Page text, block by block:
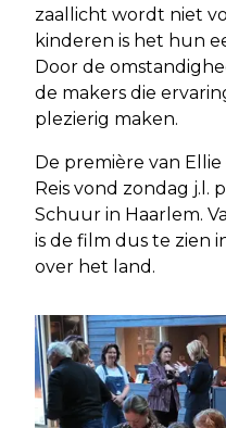
zaallicht wordt niet
kinderen is het hun
Door de
de makers die
plezierig maken.
De première van
Reis vond zondag j.l.
Schuur in Haarlem.
is de film dus te zien
over het land.